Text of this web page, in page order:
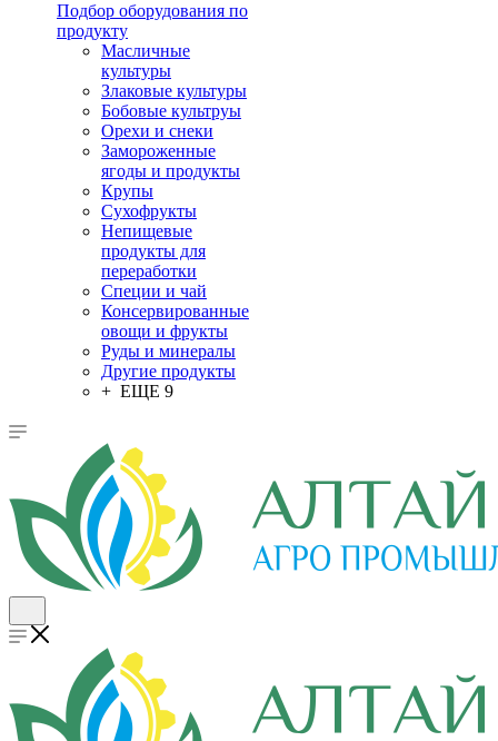
Подбор оборудования по
продукту
Масличные
культуры
Злаковые культуры
Бобовые культруы
Орехи и снеки
Замороженные
ягоды и продукты
Крупы
Сухофрукты
Непищевые
продукты для
переработки
Специи и чай
Консервированные
овощи и фрукты
Руды и минералы
Другие продукты
+ ЕЩЕ 9